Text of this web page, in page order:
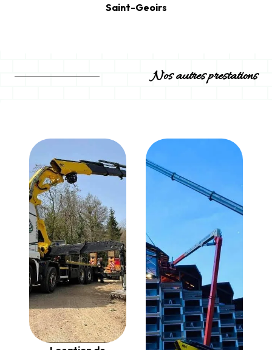
Saint-Geoirs
Nos autres prestations